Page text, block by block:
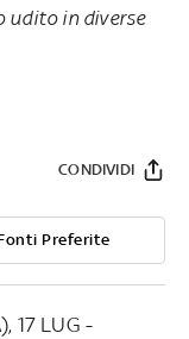
udito in diverse
Preferite
CONDIVIDI
17 LUG -